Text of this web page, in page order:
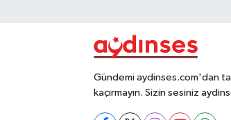
Gündemi aydinses.com'dan
kaçırmayın. Sizin sesiniz